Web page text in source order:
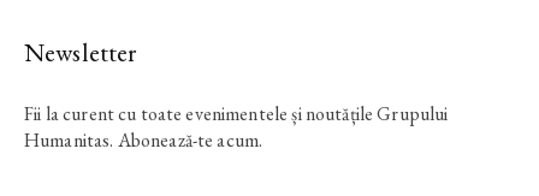
Newsletter
Fii la curent cu toate evenimentele și noutățile Grupului
Humanitas. Abonează-te acum.